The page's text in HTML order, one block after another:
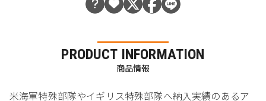
PRODUCT INFORMATION
商品情報
米海軍特殊部隊やイギリス特殊部隊へ納入実績のあるア